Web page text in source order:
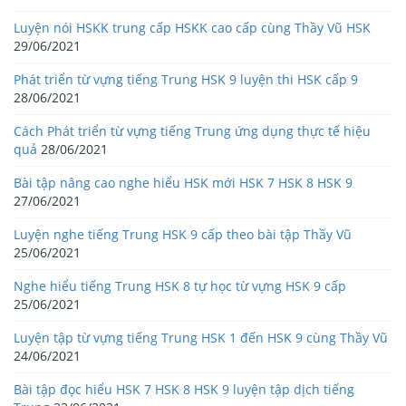
Luyện nói HSKK trung cấp HSKK cao cấp cùng Thầy Vũ HSK
29/06/2021
Phát triển từ vựng tiếng Trung HSK 9 luyện thi HSK cấp 9
28/06/2021
Cách Phát triển từ vựng tiếng Trung ứng dụng thực tế hiệu
quả 28/06/2021
Bài tập nâng cao nghe hiểu HSK mới HSK 7 HSK 8 HSK 9
27/06/2021
Luyện nghe tiếng Trung HSK 9 cấp theo bài tập Thầy Vũ
25/06/2021
Nghe hiểu tiếng Trung HSK 8 tự học từ vựng HSK 9 cấp
25/06/2021
Luyện tập từ vựng tiếng Trung HSK 1 đến HSK 9 cùng Thầy Vũ
24/06/2021
Bài tập đọc hiểu HSK 7 HSK 8 HSK 9 luyện tập dịch tiếng